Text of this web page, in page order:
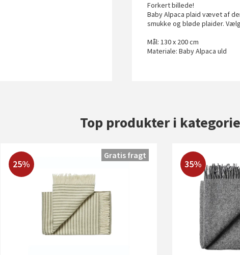
Forkert billede!
Baby Alpaca plaid vævet af
smukke og bløde plaider.
Mål: 130 x 200 cm
Materiale: Baby Alpaca uld
Top produkter i
25%
Gratis fragt
35%